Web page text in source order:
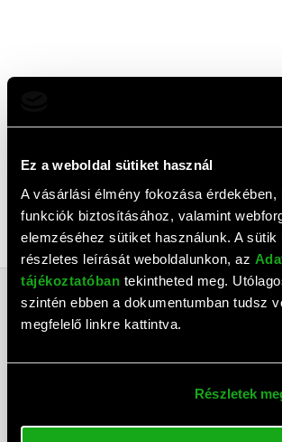
Ez a weboldal sütiket használ
A vásárlási élmény fokozása érdekében,
funkciók biztosításához, valamint
elemzéséhez sütiket használunk. A sütik
részletes leírását weboldalunkon, az
tájékoztatóban tekintheted meg.
szintén ebben a dokumentumban tudsz
megfelelő linkre kattintva.
Részletek
ELÉRHETŐSÉGEK